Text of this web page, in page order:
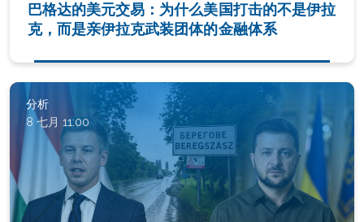
巴格达的美元交易：为什么美国打击的不是伊拉
克，而是亲伊拉克武装团体的金融体系
分析
8 七月 11:00